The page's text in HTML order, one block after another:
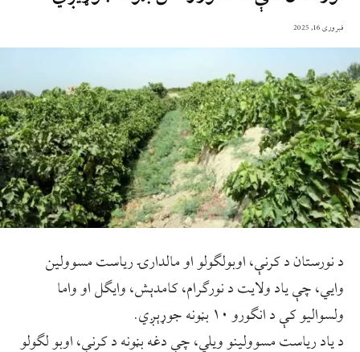
فبروری 16, 2025
د نورستان د کرنې، اوبولګولو او مالدارۍ ریاست مسوولین
وایي، چې یاد ولایت د نورګرام، کامدېش، وایګل او واما
ولسوالیو کې د انګورو ۱۰ بڼونه جوړېږي.
د یاد ریاست مسوولینو ویلي، چې دغه بڼونه د کرنې، اوبو لګولو